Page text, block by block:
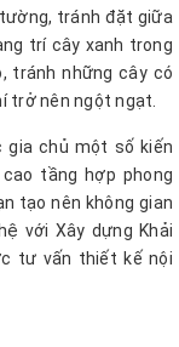
tránh đặt giữa
trí cây xanh trong
tránh những cây có
trở nên ngột ngạt.
gia chủ một số kiến
tầng hợp phong
tạo nên không gian
với Xây dựng Khải
tư vấn thiết kế nội